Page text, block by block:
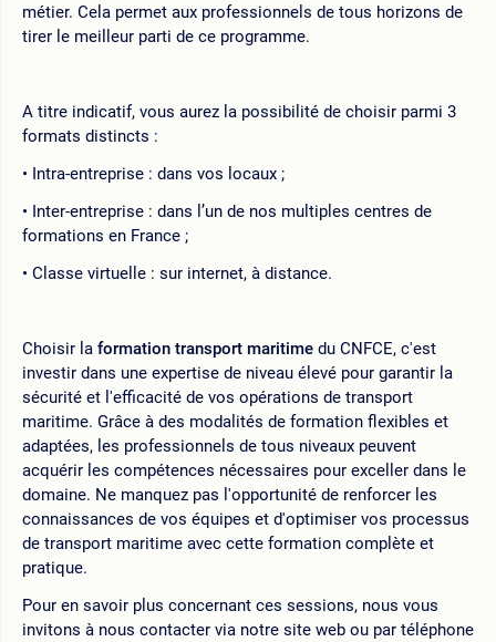
métier. Cela permet aux professionnels de tous horizons de
tirer le meilleur parti de ce programme.
A titre indicatif, vous aurez la possibilité de choisir parmi 3
formats distincts :
Intra-entreprise : dans vos locaux ;
Inter-entreprise : dans l’un de nos multiples centres de
formations en France ;
Classe virtuelle : sur internet, à distance.
Choisir la formation transport maritime du CNFCE, c'est
investir dans une expertise de niveau élevé pour garantir la
sécurité et l'efficacité de vos opérations de transport
maritime. Grâce à des modalités de formation flexibles et
adaptées, les professionnels de tous niveaux peuvent
acquérir les compétences nécessaires pour exceller dans le
domaine. Ne manquez pas l'opportunité de renforcer les
connaissances de vos équipes et d'optimiser vos processus
de transport maritime avec cette formation complète et
pratique.
Pour en savoir plus concernant ces sessions, nous vous
invitons à nous contacter via notre site web ou par téléphone